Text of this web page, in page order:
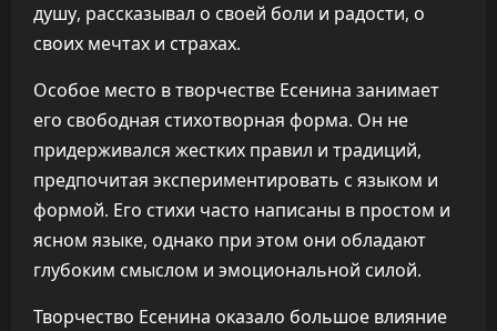
душу, рассказывал о своей боли и радости, о
своих мечтах и страхах.
Особое место в творчестве Есенина занимает
его свободная стихотворная форма. Он не
придерживался жестких правил и традиций,
предпочитая экспериментировать с языком и
формой. Его стихи часто написаны в простом и
ясном языке, однако при этом они обладают
глубоким смыслом и эмоциональной силой.
Творчество Есенина оказало большое влияние